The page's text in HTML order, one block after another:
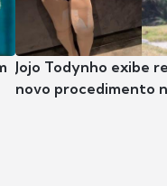
Jojo Todynho exibe
novo procedimento